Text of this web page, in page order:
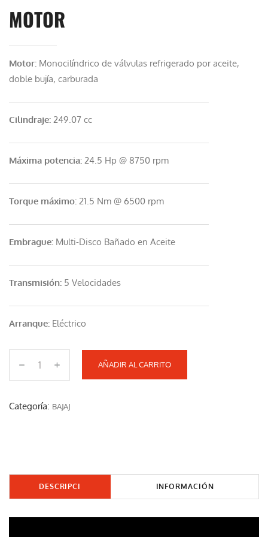
MOTOR
Motor: Monocilíndrico de válvulas refrigerado por aceite,
doble bujía, carburada
Cilindraje: 249.07 cc
Máxima potencia: 24.5 Hp @ 8750 rpm
Torque máximo: 21.5 Nm @ 6500 rpm
Embrague: Multi-Disco Bañado en Aceite
Transmisión: 5 Velocidades
Arranque: Eléctrico
P
L
0
AÑADIR AL CARRITO
Categoría: BAJAJ
DESCRIPCI INFORMACIÓN